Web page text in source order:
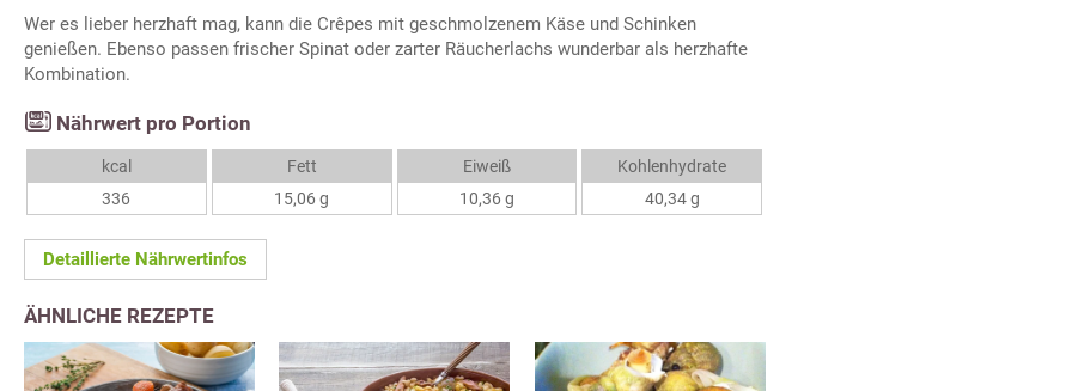
Wer es lieber herzhaft mag, kann die Crêpes mit geschmolzenem Käse und Schinken
genießen. Ebenso passen frischer Spinat oder zarter Räucherlachs wunderbar als herzhafte
Kombination.
Nährwert pro Portion
kcal
336
Fett
15,06 g
Eiweiß
10,36 g
Kohlenhydrate
40,34 g
Detaillierte Nährwertinfos
ÄHNLICHE REZEPTE